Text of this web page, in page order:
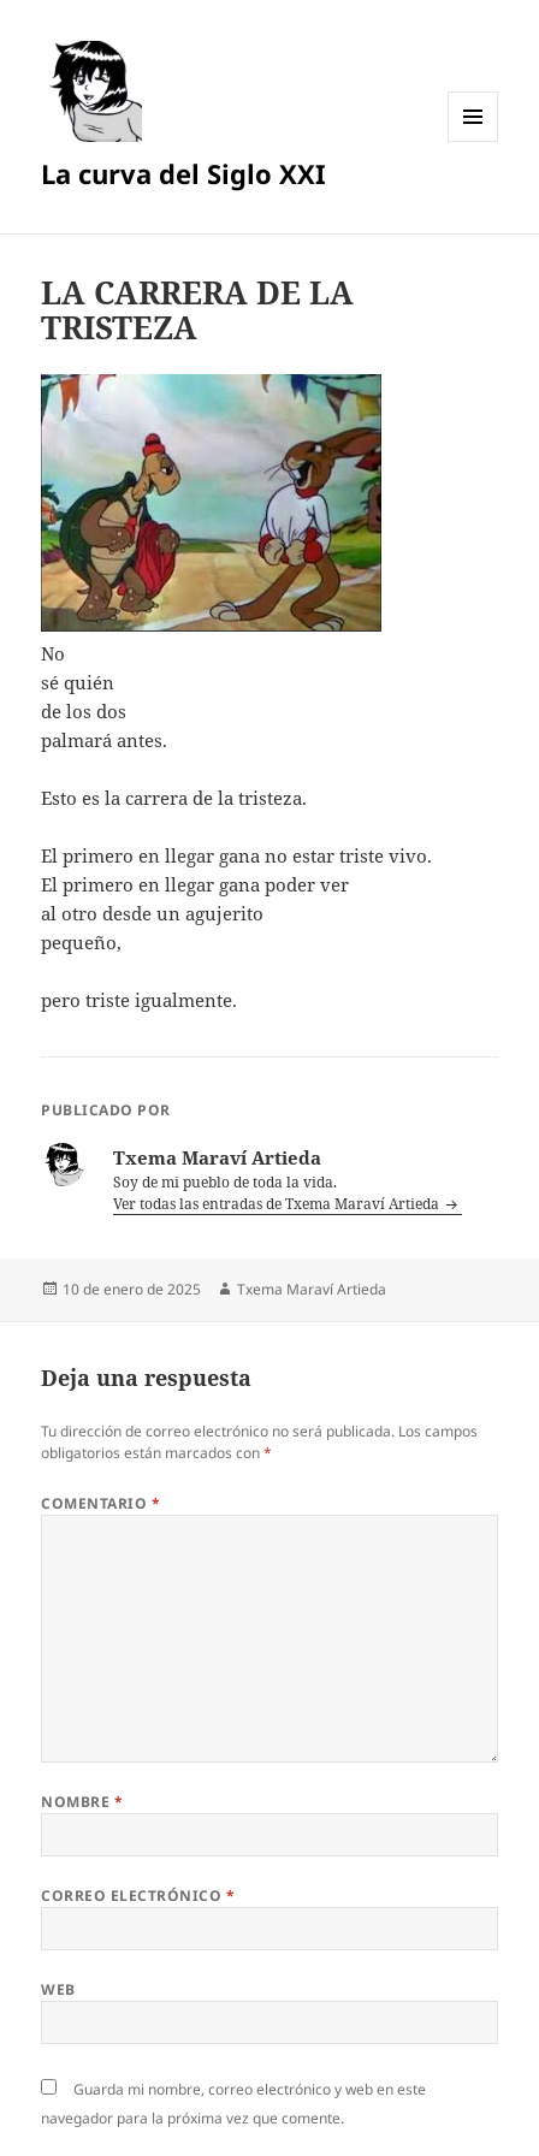
La curva del Siglo XXI
LA CARRERA DE LA
TRISTEZA
No
sé quién
de los dos
palmará antes.
Esto es la carrera de la tristeza.
El primero en llegar gana no estar triste vivo.
El primero en llegar gana poder ver
al otro desde un agujerito
pequeño,
pero triste igualmente.
PUBLICADO POR
Txema Maraví Artieda
Soy de mi pueblo de toda la vida.
Ver todas las entradas de Txema Maraví Artieda
Publicado
10 de enero de 2025 Autor
Txema Maraví Artieda
Deja una respuesta
Tu dirección de correo electrónico no será publicada. Los campos
obligatorios están marcados con*
COMENTARIO *
NOMBRE *
CORREO ELECTRÓNICO *
WEB
Guarda mi nombre, correo electrónico y web en este
navegador para la próxima vez que comente.